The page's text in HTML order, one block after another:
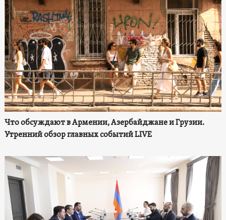
Что обсуждают в Армении, Азербайджане и Грузии.
Утренний обзор главных событий LIVE